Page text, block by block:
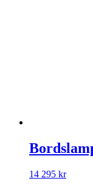
14 295 kr